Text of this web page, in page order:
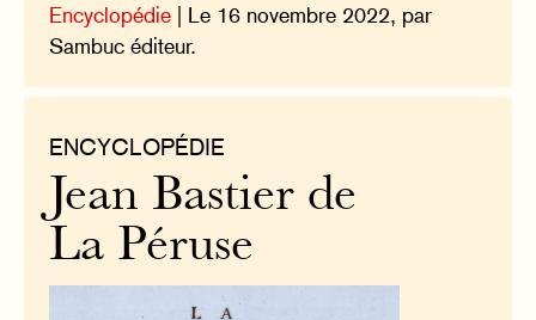
Encyclopédie | Le 16 novembre 2022, par
Sambuc éditeur.
ENCYCLOPÉDIE
Jean Bastier de
La Péruse